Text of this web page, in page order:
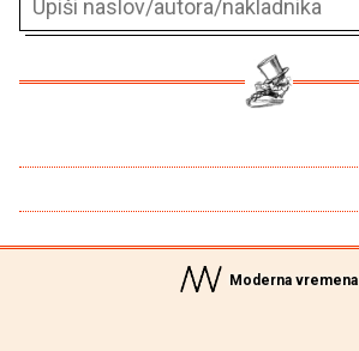
Moderna vremena